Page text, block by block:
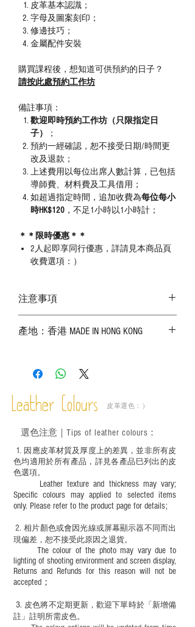
皮革基本認識；
字母及圖案刻印；
修邊技巧；
金屬配件安裝
購買課程後，想知道可供預約的日子？
請按此處預約工作坊
備註事項：
歡迎即時預約工作坊（只限指定日
子）
；
預約一經確認，恕不接受日期/時間更
改及退款；
上述費用以每位出席人數計算，已包括
導師費、材料費及工具借用；
如超過指定時間，追加收費為每位每小
時HK$120 ，不足1小時以1小時計；
＊＊限時優惠＊＊
2人起即享同行優惠，詳請見本商品頁
收費選項：）
注意事項
實物為準；
－ 植鞣皮革容易受環境、使用程度等產生
成後定期在皮面塗上皮革專用清潔劑及貂
鼠油等；
適合六歲以下兒童使用；六至十二歲兒童
必須由成年人陪同下使用並應小心處理。
產地：香港 MADE IN HONG KONG
Leather Colours 皮革選色：）
1. ​ 因應皮革材質及厚度上的差異，並非所有皮
色均適用於所有產品，詳見各產品巳列出的皮
色選項。
Leather texture and thickness may vary;
Specific colours may applied to selected items
only. Please refer to the product page for details;
​2.相片顏色或會因光線或屏幕顯示器不同而出
現偏差，恕不接受此原因之退貨。
The colour of the photo may vary due to
lighting of shooting environment and screen display,
Returns and Refunds for this reason will not be
accepted；
3. 皮色將不定期更新，歡迎下單時於「新增備
註」註明 所需皮色。
選色注意｜ Tips of leather colours ：